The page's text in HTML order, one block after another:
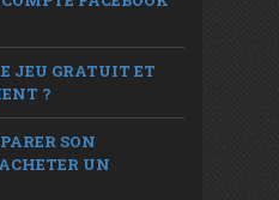
JEU GRATUIT ET
?
SON
UN